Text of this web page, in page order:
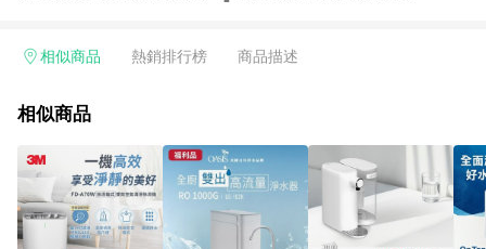
Smart mobile、神腦生活、JS巨盛、樂天KOBO電子書，請詳閱
台灣樂天市場，並在同一瀏覽器於24小時內結帳，才享有 LINE
市場 45 天內完成訂單出貨及結帳，則不符合贈點資格。 (4) 如
使用APP、或中途瀏覽比價網、回饋網、Google等其他網頁、或
由網頁版(電腦版/手機版網頁)切換為App都將會造成追蹤中斷而
無法進行 LINE POINTS 回饋。 (5) LINE 購物為購物資訊整合性
平台，商品資料更新會有時間差，如顯示之商品規格、顏色、價
相似商品 熱銷排行榜 商品描述
相似商品